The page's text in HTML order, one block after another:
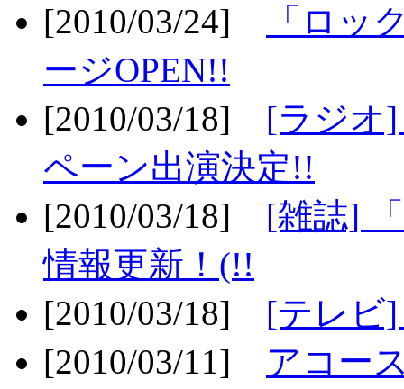
[2010/03/24]
「ロッ
ージOPEN!!
[2010/03/18] [ラジオ
ペーン出演決定!!
[2010/03/18] [雑誌]
情報更新！(!!
[2010/03/18] [テレビ
[2010/03/11] アコー